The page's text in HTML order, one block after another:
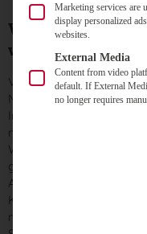
Wie ein Online-
wird
Vom Erstkontakt der
März bis zu den Wahlen
Implementierung der
mussten die Satzungen
Wahlen angepasst
grundsätzlich offen für
Auszählungsverfahren.
Kumulieren und
mehrere
Marketing services are
display personalized
websites.
External Media
Content from video
default. If External
no longer requires